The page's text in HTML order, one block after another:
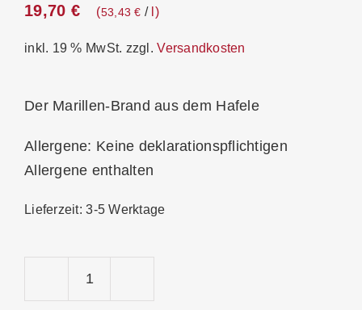
19,70 € 53,43€ / l
inkl. 19 % MwSt. zzgl.Versandkosten
Der Marillen-Brand aus dem Hafele
Allergene: Keine deklarationspflichtigen
Allergene enthalten
Lieferzeit:3-5 Werktage